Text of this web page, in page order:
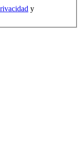
y